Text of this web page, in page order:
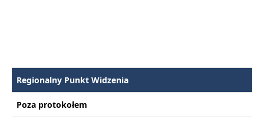
Regionalny Punkt Widzenia
Poza protokołem